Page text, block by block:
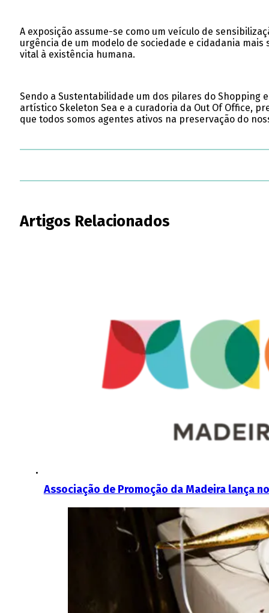
A exposição assume-se como um veículo de
urgência de um modelo de sociedade e cidadania
vital à existência humana.
Sendo a Sustentabilidade um dos pilares do Shopping
artístico Skeleton Sea e a curadoria da Out Of Office,
que todos somos agentes ativos na preservação do
Artigos Relacionados
Associação de Promoção da Madeira lança